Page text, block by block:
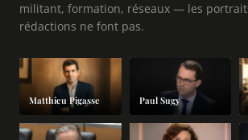
militant, formation, réseaux — les
rédactions ne font pas.
Matthieu Pigasse Paul Sugy